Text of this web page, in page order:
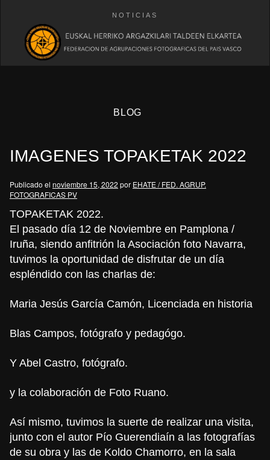
NOTICIAS
BLOG
IMAGENES TOPAKETAK 2022
Publicado el noviembre 15, 2022 por EHATE / FED. AGRUP.
FOTOGRAFICAS PV
TOPAKETAK 2022.
El pasado día 12 de Noviembre en Pamplona /
Iruña, siendo anfitrión la Asociación foto Navarra,
tuvimos la oportunidad de disfrutar de un día
espléndido con las charlas de:
Maria Jesús García Camón, Licenciada en historia
Blas Campos, fotógrafo y pedagógo.
Y Abel Castro, fotógrafo.
y la colaboración de Foto Ruano.
Así mismo, tuvimos la suerte de realizar una visita,
junto con el autor Pío Guerendiaín a las fotografías
de su obra y las de Koldo Chamorro, en la sala